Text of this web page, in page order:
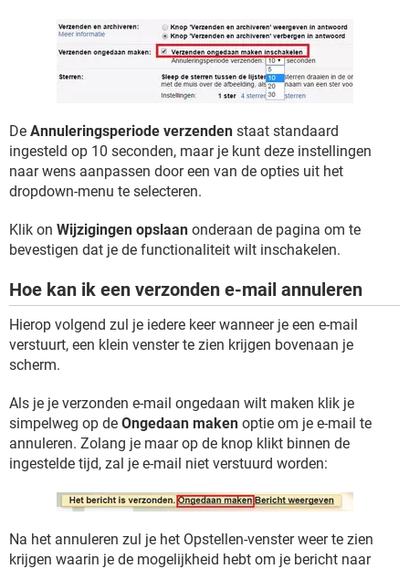
De Annuleringsperiode verzenden staat standaard
ingesteld op 10 seconden, maar je kunt deze instellingen
naar wens aanpassen door een van de opties uit het
dropdown-menu te selecteren.
Klik on Wijzigingen opslaan onderaan de pagina om te
bevestigen dat je de functionaliteit wilt inschakelen.
Hoe kan ik een verzonden e-mail annuleren
Hierop volgend zul je iedere keer wanneer je een e-mail
verstuurt, een klein venster te zien krijgen bovenaan je
scherm.
Als je je verzonden e-mail ongedaan wilt maken klik je
simpelweg op de Ongedaan maken optie om je e-mail te
annuleren. Zolang je maar op de knop klikt binnen de
ingestelde tijd, zal je e-mail niet verstuurd worden:
Na het annuleren zul je het Opstellen-venster weer te zien
krijgen waarin je de mogelijkheid hebt om je bericht naar